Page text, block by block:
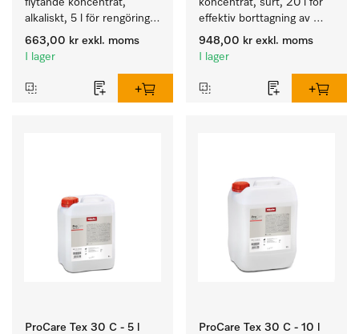
flytande koncentrat,
alkaliskt, 5 l för rengöring
av vittvätt och färgäkta
kulörtvätt.
663,00 kr exkl. moms
I lager
koncentrat, surt, 20 l för
effektiv borttagning av
envisa fläckar.
948,00 kr exkl. moms
I lager
ProCare Tex 30 C - 5 l ProCare Tex 30 C - 10 l